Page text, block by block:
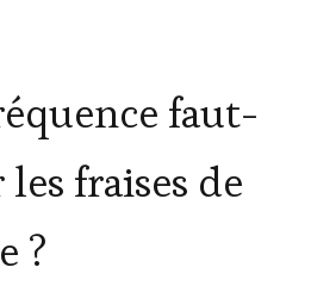
faut-
fraises de
?